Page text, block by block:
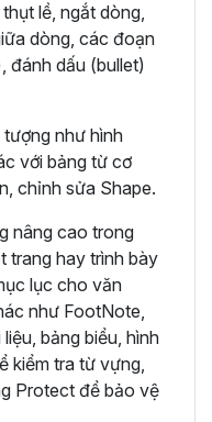
lề, ngắt dòng,
dòng, các đoạn
đánh dấu (bullet)
như hình
với bảng từ cơ
chỉnh sửa Shape.
nâng cao trong
trang hay trình bày
lục cho văn
như FootNote,
bảng biểu, hình
kiểm tra từ vựng,
Protect để bảo vệ